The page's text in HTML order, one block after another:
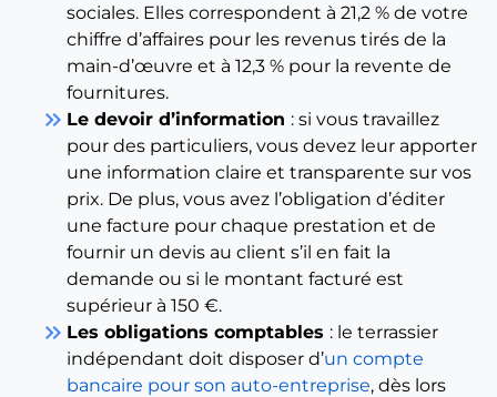
sociales. Elles correspondent à 21,2 % de votre
chiffre d’affaires pour les revenus tirés de la
main-d’œuvre et à 12,3 % pour la revente de
fournitures.
keyboard_double_arrow_right Le devoir d’information : si vous travaillez
pour des particuliers, vous devez leur apporter
une information claire et transparente sur vos
prix. De plus, vous avez l’obligation d’éditer
une facture pour chaque prestation et de
fournir un devis au client s’il en fait la
demande ou si le montant facturé est
supérieur à 150 €.
keyboard_double_arrow_right Les obligations comptables : le terrassier
indépendant doit disposer d’un compte
bancaire pour son auto-entreprise, dès lors